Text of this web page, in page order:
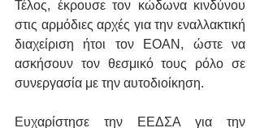
Τέλος, έκρουσε τον κώδωνα κινδύνου
στις αρμόδιες αρχές για την εναλλακτική
διαχείριση ήτοι τον ΕΟΑΝ, ώστε να
ασκήσουν τον θεσμικό τους ρόλο σε
συνεργασία με την αυτοδιοίκηση.
Ευχαρίστησε την ΕΕΔΣΑ για την